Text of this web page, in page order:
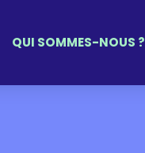
QUI SOMMES-NOUS ?